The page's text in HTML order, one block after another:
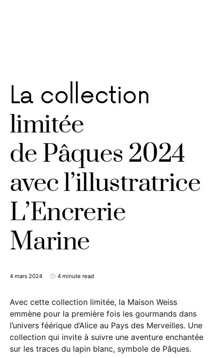
La collection
limitée
de Pâques 2024
avec l’illustratrice
L’Encrerie
Marine
4 mars 2024 4 minute read
Avec cette collection limitée, la Maison Weiss
emmène pour la première fois les gourmands dans
l’univers féérique d’Alice au Pays des Merveilles. Une
collection qui invite à suivre une aventure enchantée
sur les traces du lapin blanc, symbole de Pâques.